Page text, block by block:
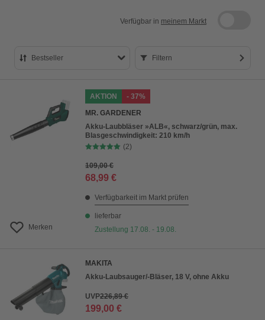
Verfügbar in meinem Markt
Bestseller
Preis aufsteigend
Preis absteigend
Filtern
Merken
AKTION
- 37%
MR. GARDENER
Akku-Laubbläser »ALB«, schwarz/grün, max.
Blasgeschwindigkeit: 210 km/h
(2)
109,00 €
68,99 €
Verfügbarkeit im Markt prüfen
lieferbar
Zustellung 17.08. - 19.08.
MAKITA
Akku-Laubsauger/-Bläser, 18 V, ohne Akku
UVP226,89 €
199,00 €